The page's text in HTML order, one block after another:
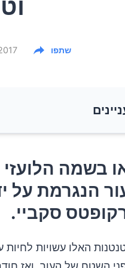
שתפו
קטנטנה הידועה בשם
הגרדת?
הגרדת?
הנגרמת על
סקביי.
האלו עשויות